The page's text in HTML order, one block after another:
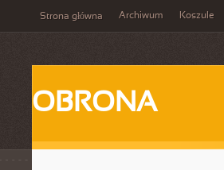
Strona główna Archiwum Koszule
OBRONA